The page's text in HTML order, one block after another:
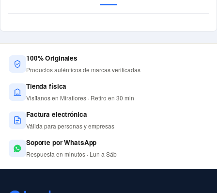
100% Originales
Productos auténticos de marcas verificadas
Tienda física
Visítanos en Miraflores · Retiro en 30 min
Factura electrónica
Válida para personas y empresas
Soporte por WhatsApp
Respuesta en minutos · Lun a Sáb